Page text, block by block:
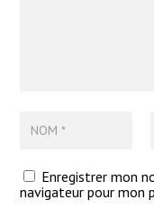
Enregistrer mon
navigateur pour mon